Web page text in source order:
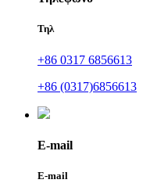
Τηλ
+86 0317 6856613
+86 (0317)6856613
E-mail
E-mail